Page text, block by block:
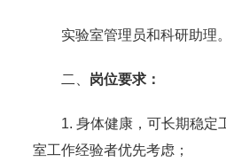
实验室管理员和科研助理。
二、 岗位要求：
1. 身体健康，可长期稳定
室工作经验者优先考虑；